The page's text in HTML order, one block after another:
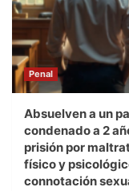
Penal
Absuelven a un
condenado a 2
prisión por
físico y
connotación